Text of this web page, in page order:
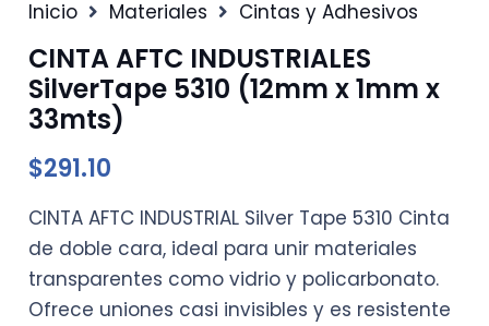
Inicio Materiales Cintas y Adhesivos
CINTA AFTC INDUSTRIALES
SilverTape 5310 (12mm x 1mm x
33mts)
$291.10
CINTA AFTC INDUSTRIAL Silver Tape 5310 Cinta
de doble cara, ideal para unir materiales
transparentes como vidrio y policarbonato.
Ofrece uniones casi invisibles y es resistente